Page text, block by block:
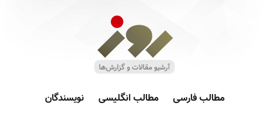
مطالب فارسی مطالب انگلیسی نویسندگان